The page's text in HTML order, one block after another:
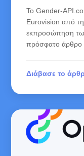
Το Gender-
Eurovision από
εκπροσώπηση
πρόσφατο άρθρο
Διάβασε το